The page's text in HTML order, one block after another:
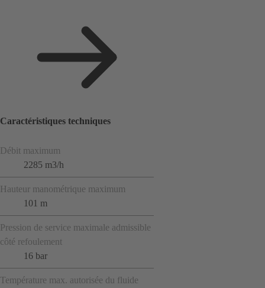
Caractéristiques techniques
Débit maximum
2285 m3/h
Hauteur manométrique maximum
101 m
Pression de service maximale admissible
côté refoulement
16 bar
Température max. autorisée du fluide